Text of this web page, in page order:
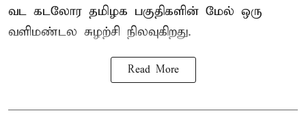
வட கடலோர தமிழக பகுதிகளின் மேல் ஒரு
வளிமண்டல சுழற்சி நிலவுகிறது.
Read More